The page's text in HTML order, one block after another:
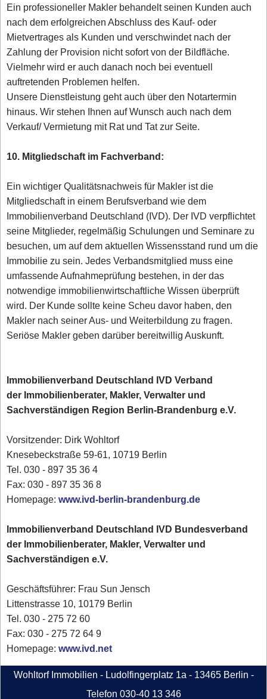
Ein professioneller Makler behandelt seinen Kunden auch
nach dem erfolgreichen Abschluss des Kauf- oder
Mietvertrages als Kunden und verschwindet nach der
Zahlung der Provision nicht sofort von der Bildfläche.
Vielmehr wird er auch danach noch bei eventuell
auftretenden Problemen helfen.
Unsere Dienstleistung geht auch über den Notartermin
hinaus. Wir stehen Ihnen auf Wunsch auch nach dem
Verkauf/ Vermietung mit Rat und Tat zur Seite.
10. Mitgliedschaft im Fachverband:
Ein wichtiger Qualitätsnachweis für Makler ist die
Mitgliedschaft in einem Berufsverband wie dem
Immobilienverband Deutschland (IVD). Der IVD verpflichtet
seine Mitglieder, regelmäßig Schulungen und Seminare zu
besuchen, um auf dem aktuellen Wissensstand rund um die
Immobilie zu sein. Jedes Verbandsmitglied muss eine
umfassende Aufnahmeprüfung bestehen, in der das
notwendige immobilienwirtschaftliche Wissen überprüft
wird. Der Kunde sollte keine Scheu davor haben, den
Makler nach seiner Aus- und Weiterbildung zu fragen.
Seriöse Makler geben darüber bereitwillig Auskunft.
Immobilienverband Deutschland IVD Verband
der Immobilienberater, Makler, Verwalter und
Sachverständigen Region Berlin-Brandenburg e.V.
Vorsitzender: Dirk Wohltorf
Knesebeckstraße 59-61, 10719 Berlin
Tel. 030 - 897 35 36 4
Fax: 030 - 897 35 36 8
Homepage:www.ivd-berlin-brandenburg.de
Immobilienverband Deutschland IVD Bundesverband
der Immobilienberater, Makler, Verwalter und
Sachverständigen e.V.
Geschäftsführer: Frau Sun Jensch
Littenstrasse 10, 10179 Berlin
Tel. 030 - 275 72 60
Fax: 030 - 275 72 64 9
Homepage:www.ivd.net
Wohltorf Immobilien - Ludolfingerplatz 1a - 13465 Berlin -
Telefon 030-40 13 346